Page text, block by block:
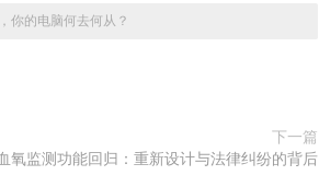
你的电脑何去何从？
下一篇
氧监测功能回归：重新设计与法律纠纷的背后